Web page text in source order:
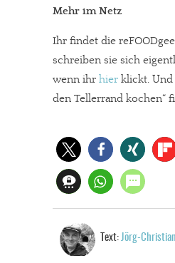
Mehr im Netz
Ihr findet die
schreiben sie sich
wenn ihr hier klickt. Und
den Tellerrand kochen“
Text: Jörg-